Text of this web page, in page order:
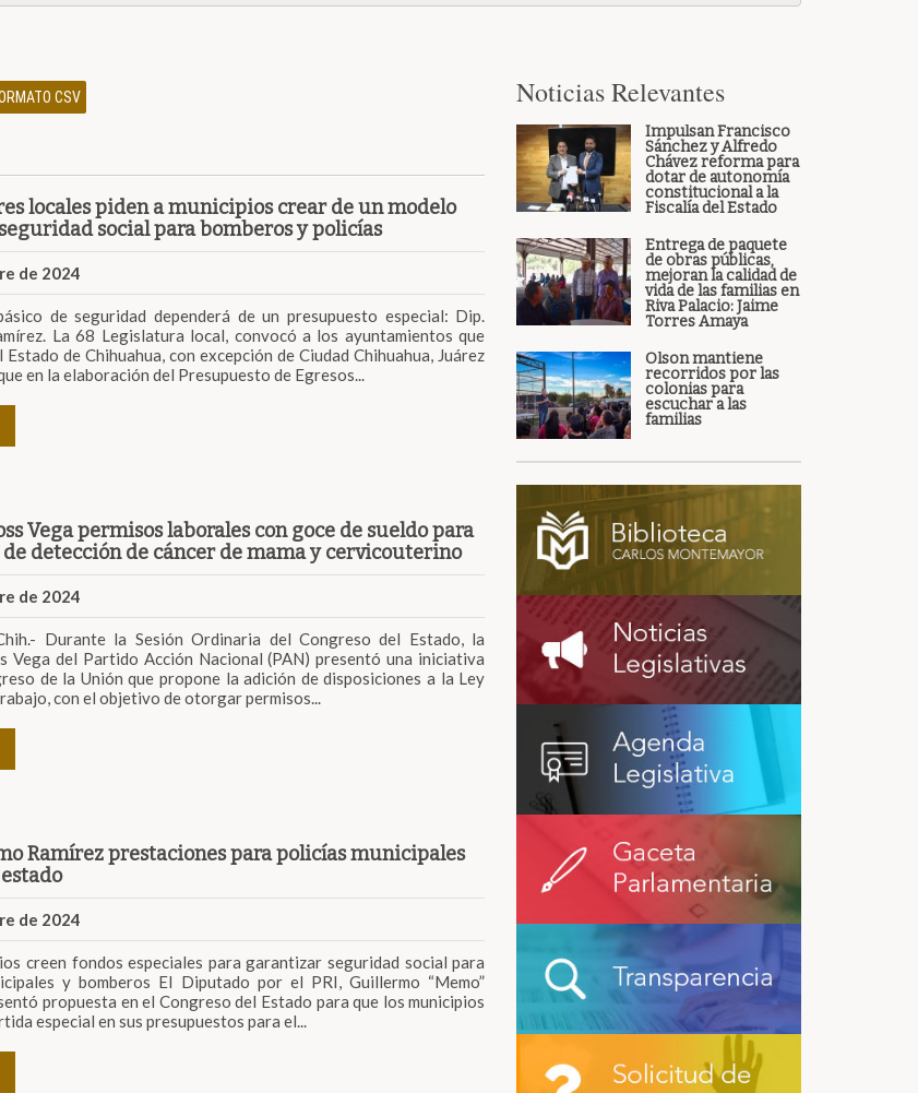
CSV
locales piden a municipios crear de un modelo
social para bomberos y policías
de 2024
de seguridad dependerá de un presupuesto especial: Dip.
La 68 Legislatura local, convocó a los ayuntamientos que
de Chihuahua, con excepción de Ciudad Chihuahua, Juárez
en la elaboración del Presupuesto de Egresos...
Vega permisos laborales con goce de sueldo para
de detección de cáncer de mama y cervicouterino
de 2024
Durante la Sesión Ordinaria del Congreso del Estado, la
Vega del Partido Acción Nacional (PAN) presentó una iniciativa
de la Unión que propone la adición de disposiciones a la Ley
con el objetivo de otorgar permisos...
Ramírez prestaciones para policías municipales
de 2024
creen fondos especiales para garantizar seguridad social para
y bomberos El Diputado por el PRI, Guillermo “Memo”
propuesta en el Congreso del Estado para que los municipios
especial en sus presupuestos para el...
Noticias Relevantes
Impulsan Francisco
Sánchez y Alfredo
Chávez reforma para
dotar de autonomía
constitucional a la
Fiscalía del Estado
Entrega de paquete
de obras públicas,
mejoran la calidad de
vida de las familias en
Riva Palacio: Jaime
Torres Amaya
Olson mantiene
recorridos por las
colonias para
escuchar a las
familias